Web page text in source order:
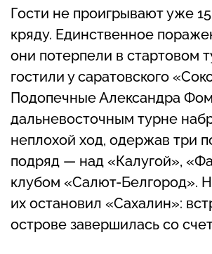
Гости не проигрывают уже
кряду. Единственное
они потерпели в стартовом
гостили у саратовского
Подопечные Александра
дальневосточным турне
неплохой ход, одержав три
подряд — над «Калугой»,
клубом «Салют-Белгород».
их остановил «Сахалин»:
острове завершилась со